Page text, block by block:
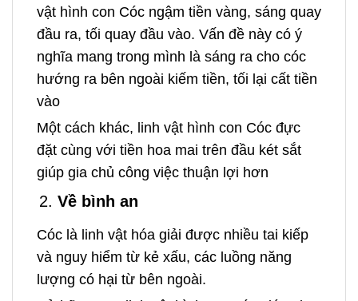
vật hình con Cóc ngậm tiền vàng, sáng quay
đầu ra, tối quay đầu vào. Vấn đề này có ý
nghĩa mang trong mình là sáng ra cho cóc
hướng ra bên ngoài kiếm tiền, tối lại cất tiền
vào
Một cách khác, linh vật hình con Cóc đực
đặt cùng với tiền hoa mai trên đầu két sắt
giúp gia chủ công việc thuận lợi hơn
Về bình an
Cóc là linh vật hóa giải được nhiều tai kiếp
và nguy hiểm từ kẻ xấu, các luồng năng
lượng có hại từ bên ngoài.